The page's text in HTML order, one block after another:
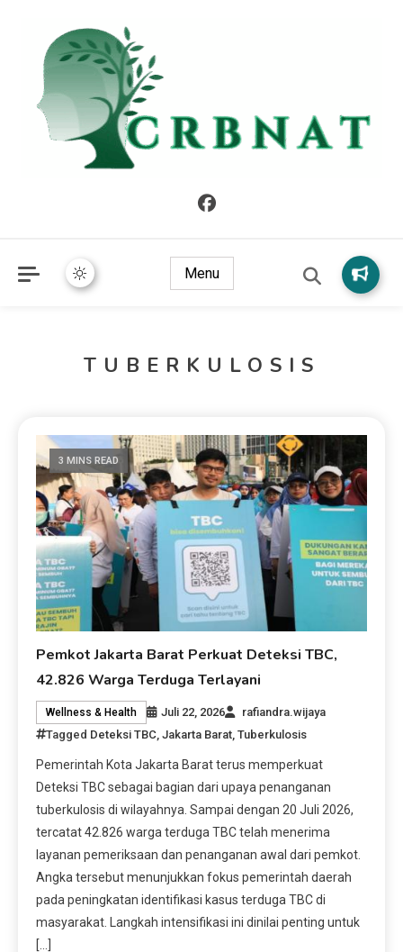
Menu
TUBERKULOSIS
3 MINS READ
Pemkot Jakarta Barat Perkuat Deteksi TBC,
42.826 Warga Terduga Terlayani
Wellness & Health Juli 22, 2026
rafiandra.wijaya
Tagged Deteksi TBC,Jakarta Barat,Tuberkulosis
Pemerintah Kota Jakarta Barat terus memperkuat
Deteksi TBC sebagai bagian dari upaya penanganan
tuberkulosis di wilayahnya. Sampai dengan 20 Juli 2026,
tercatat 42.826 warga terduga TBC telah menerima
layanan pemeriksaan dan penanganan awal dari pemkot.
Angka tersebut menunjukkan fokus pemerintah daerah
pada peningkatan identifikasi kasus terduga TBC di
masyarakat. Langkah intensifikasi ini dinilai penting untuk
[…]